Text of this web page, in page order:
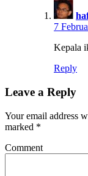
7
Kepala
Reply
Leave a Reply
Your email address
marked *
Comment